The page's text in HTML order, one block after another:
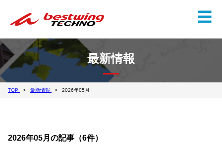
☰
✕
最新情報
TOP 最新情報 2026年05月
2026年05月の記事（6件）